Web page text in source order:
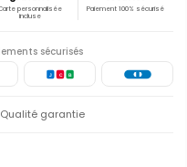
personnalisée
incluse
Paiement 100% sécurisé
sécurisés
J C B
Qualité garantie